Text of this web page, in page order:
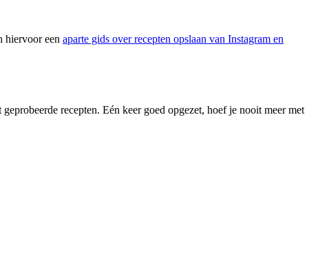
hiervoor een aparte gids over recepten opslaan van Instagram en
recepten. Eén keer goed opgezet, hoef je nooit meer met